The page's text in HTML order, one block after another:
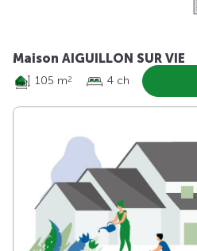
Maison AIGUILLON SUR VIE
105 m2 4 ch